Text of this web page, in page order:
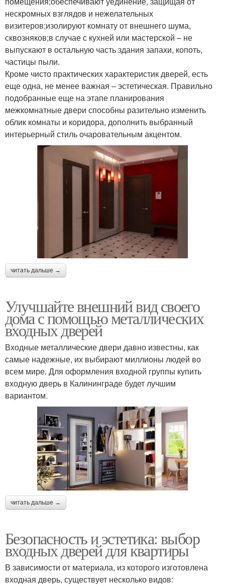
нескромных взглядов и нежелательных
визитеров;изолируют комнату от внешнего шума,
сквозняков;в случае с кухней или мастерской – не
выпускают в остальную часть здания запахи, копоть,
частицы пыли.
Кроме чисто практических характеристик дверей, есть
еще одна, не менее важная – эстетическая. Правильно
подобранные еще на этапе планирования
межкомнатные двери способны разительно изменить
облик комнаты и коридора, дополнить выбранный
интерьерный стиль очаровательным акцентом.
читать дальше →
Улучшайте внешний вид своего
дома с помощью металлических
входных дверей
Входные металлические двери давно известны, как
самые надежные, их выбирают миллионы людей во
всем мире. Для оформления входной группы купить
входную дверь в Калининграде будет лучшим
вариантом.
читать дальше →
Безопасность и эстетика: выбор
входных дверей для квартиры
В зависимости от материала, из которого изготовлена
входная дверь, существует несколько видов: